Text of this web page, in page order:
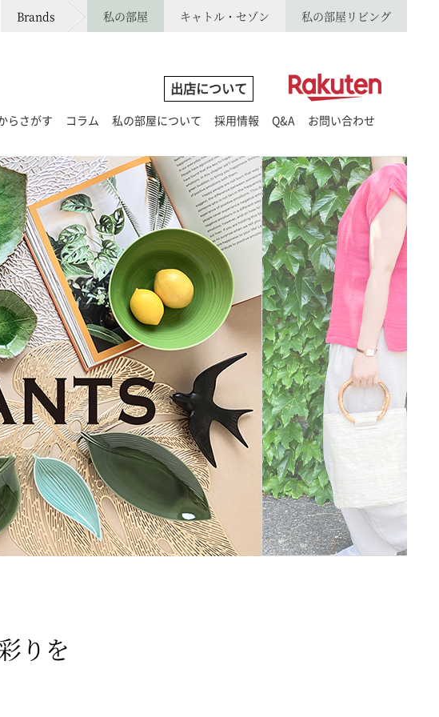
Brands 私の部屋 キャトル・セゾン 私の部屋リビング
出店について
らさがす コラム 私の部屋について 採用情報 Q&A お問い合わせ
えました／
INOUE